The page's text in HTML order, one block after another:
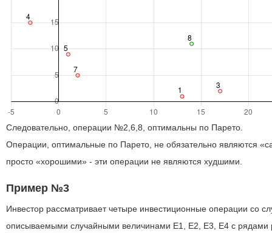
Следовательно, операции №2,6,8, оптимальны по Парето.
Операции, оптимальные по Парето, не обязательно являются
просто «хорошими» - эти операции не являются худшими.
Пример №3
Инвестор рассматривает четыре инвестиционные операции со
описываемыми случайными величинами E1, E2, E3, E4 с рядами